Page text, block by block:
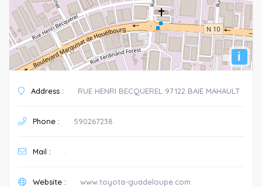
i
Address : RUE HENRI BECQUEREL 97122 BAIE MAHAULT
Phone : 590267238
Mail :
Website : www.toyota-guadeloupe.com